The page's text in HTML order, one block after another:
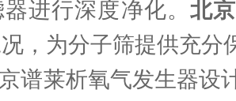
进行深度净化。北
，为分子筛提供充分
谱莱析氧气发生器设